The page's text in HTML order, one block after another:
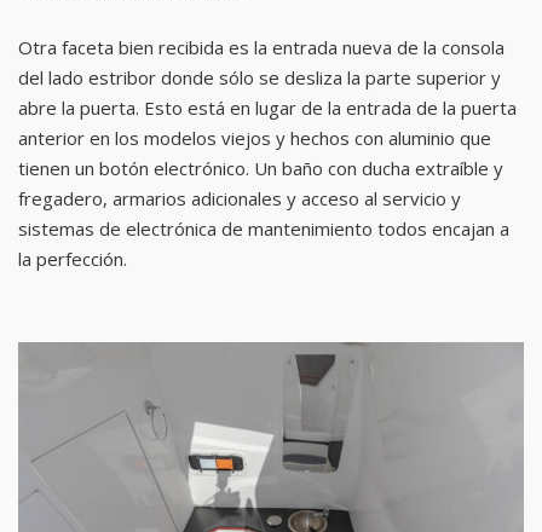
Otra faceta bien recibida es la entrada nueva de la consola
del lado estribor donde sólo se desliza la parte superior y
abre la puerta. Esto está en lugar de la entrada de la puerta
anterior en los modelos viejos y hechos con aluminio que
tienen un botón electrónico. Un baño con ducha extraíble y
fregadero, armarios adicionales y acceso al servicio y
sistemas de electrónica de mantenimiento todos encajan a
la perfección.